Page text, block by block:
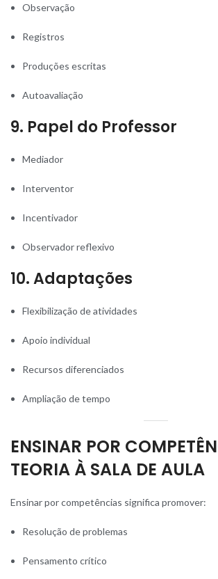
Observação
Registros
Produções escritas
Autoavaliação
9. Papel do Professor
Mediador
Interventor
Incentivador
Observador reflexivo
10. Adaptações
Flexibilização de atividades
Apoio individual
Recursos diferenciados
Ampliação de tempo
ENSINAR POR
TEORIA À SALA DE AULA
Ensinar por competências significa promover:
Resolução de problemas
Pensamento crítico